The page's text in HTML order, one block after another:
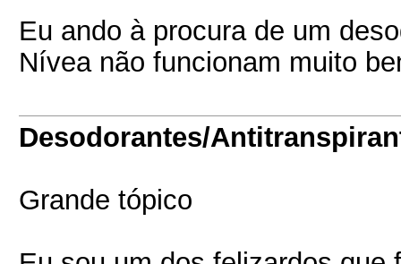
Eu ando à procura de um
Nívea não funcionam muito
Desodorantes/
Grande tópico